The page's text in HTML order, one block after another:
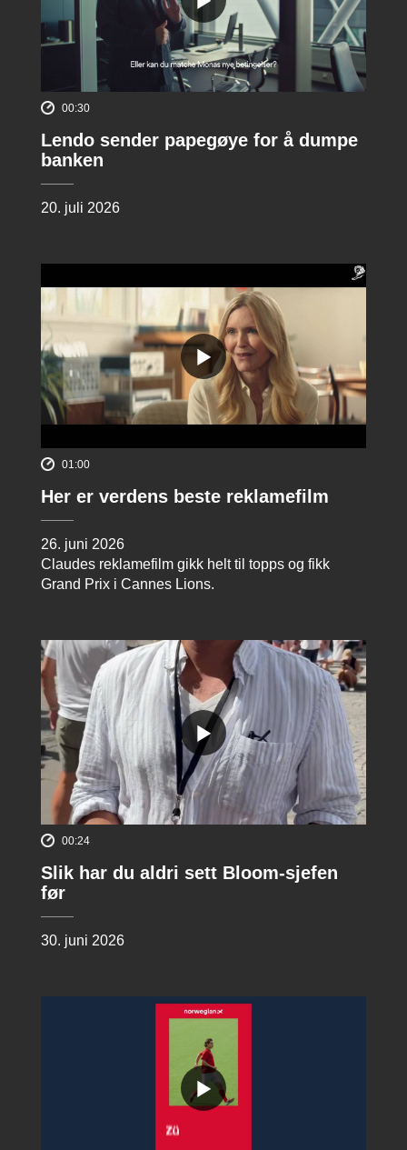
00:30
Lendo sender papegøye for å dumpe
banken
20. juli 2026
01:00
Her er verdens beste reklamefilm
26. juni 2026
Claudes reklamefilm gikk helt til topps og fikk
Grand Prix i Cannes Lions.
00:24
Slik har du aldri sett Bloom-sjefen
før
30. juni 2026